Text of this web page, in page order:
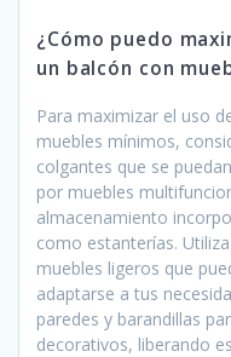
¿Cómo puedo
un balcón con
Para maximizar el uso
muebles mínimos,
colgantes que se
por muebles
almacenamiento
como estanterías.
muebles ligeros que
adaptarse a tus
paredes y barandillas
decorativos, liberando